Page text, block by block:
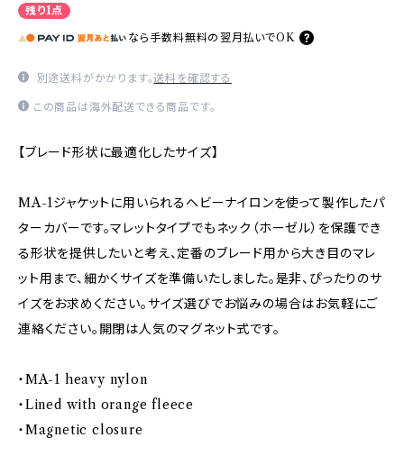
残り1点
なら 手数料無料の 翌月払いでOK
別途送料がかかります。送料を確認する
この商品は海外配送できる商品です。
【ブレード形状に最適化したサイズ】
MA-1ジャケットに用いられるヘビーナイロンを使って製作したパ
ターカバーです。マレットタイプでもネック（ホーゼル）を保護でき
る形状を提供したいと考え、定番のブレード用から大き目のマレ
ット用まで、細かくサイズを準備いたしました。是非、ぴったりのサ
イズをお求めください。サイズ選びでお悩みの場合はお気軽にご
連絡ください。開閉は人気のマグネット式です。
・MA-1 heavy nylon
・Lined with orange fleece
・Magnetic closure